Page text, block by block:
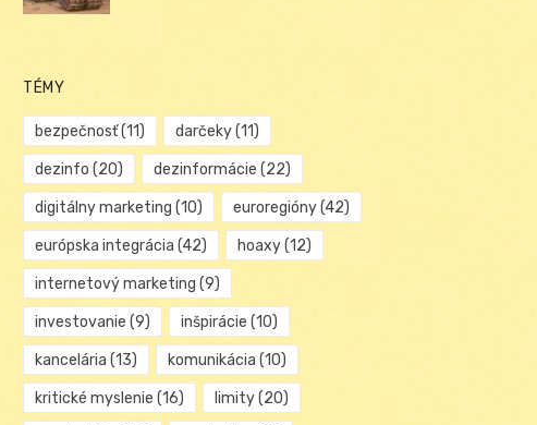
TÉMY
bezpečnosť(11) darčeky(11)
dezinfo (20) dezinformácie (22)
digitálny marketing (10) euroregióny(42)
európska integrácia (42) hoaxy(12)
internetový marketing (9)
investovanie (9) inšpirácie (10)
kancelária (13) komunikácia (10)
kritické myslenie (16) limity(20)